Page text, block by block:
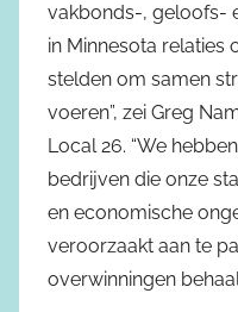
vakbonds-, geloofs-
in Minnesota relaties
stelden om samen
voeren”, zei Greg
Local 26. “We
bedrijven die onze
en economische
veroorzaakt aan te
overwinningen